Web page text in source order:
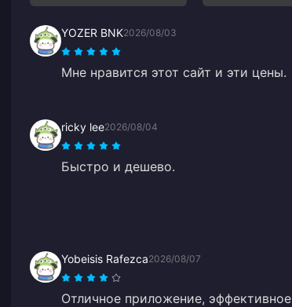
YOZER BNK2026/08/03
Мне нравится этот сайт и эти цены.
ricky lee2026/08/04
Быстро и дешево.
Yobeisis Rafezca2026/08/07
Отличное приложение,